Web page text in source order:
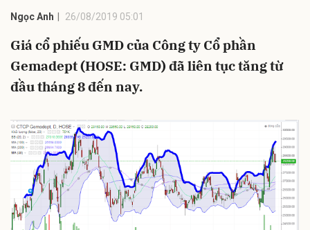
Ngọc Anh 26/08/2019 05:01
Giá cổ phiếu GMD của Công ty Cổ phần
Gemadept (HOSE: GMD) đã liên tục tăng từ
đầu tháng 8 đến nay.
Hủy